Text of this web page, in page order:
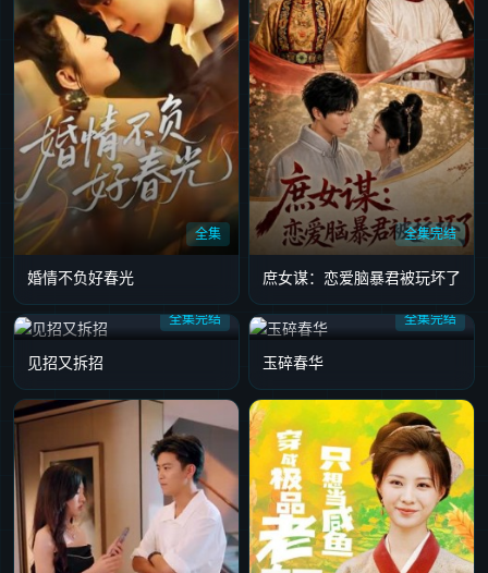
全集
婚情不负好春光
全集完结
庶女谋：恋爱脑暴君被玩坏了
全集完结
见招又拆招
全集完结
玉碎春华